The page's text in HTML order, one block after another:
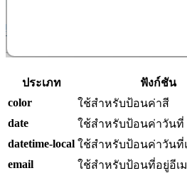
ประเภท
ฟังก์ชัน
color
ใช้สำหรับป้อนค่าสี
date
ใช้สำหรับป้อนค่าวันที่
datetime-local ใช้สำหรับป้อนค่าวันที่
email
ใช้สำหรับป้อนที่อยู่อีเ